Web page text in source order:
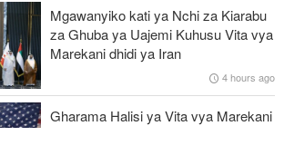
(AI) inatumika katika 55% ya uhalifu wa
imetekeleza ahadi ilizowapa Waislamu wa
Mgawanyiko kati ya Nchi za Kiarabu
za Ghuba ya Uajemi Kuhusu Vita vya
Marekani dhidi ya Iran
4 hours ago
Gharama Halisi ya Vita vya Marekani